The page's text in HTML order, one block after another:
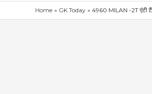
Home GK Today 4960 MILAN -2T एंटी टैंक